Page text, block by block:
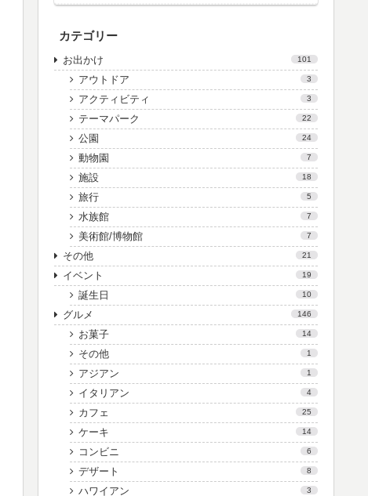
カテゴリー
お出かけ 101
アウトドア 3
アクティビティ 3
テーマパーク 22
公園 24
動物園 7
施設 18
旅行 5
水族館 7
美術館/博物館 7
その他 21
イベント 19
誕生日 10
グルメ 146
お菓子 14
その他 1
アジアン 1
イタリアン 4
カフェ 25
ケーキ 14
コンビニ 6
デザート 8
ハワイアン 3